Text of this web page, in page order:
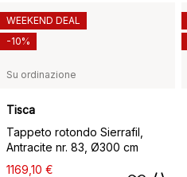
Su ordinazione
Tisca
Tappeto rotondo Sierrafil,
Antracite nr. 83, Ø300 cm
1169,10 €
WEEKEND DEAL
-10%